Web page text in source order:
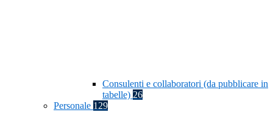
Consulenti e collaboratori (da pubblicare in
tabelle) 26
Personale 129